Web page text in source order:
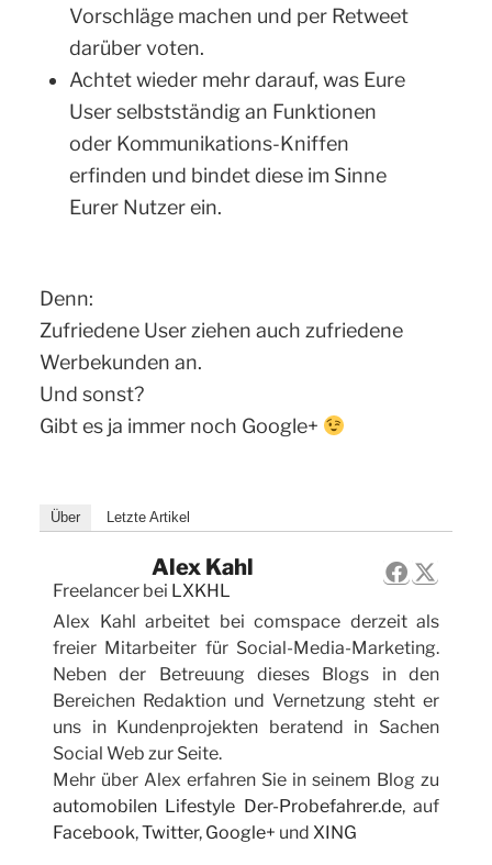
Vorschläge machen und per Retweet
darüber voten.
Achtet wieder mehr darauf, was Eure
User selbstständig an Funktionen
oder Kommunikations-Kniffen
erfinden und bindet diese im Sinne
Eurer Nutzer ein.
Denn:
Zufriedene User ziehen auch zufriedene
Werbekunden an.
Und sonst?
Gibt es ja immer noch Google+
Über Letzte Artikel
Alex Kahl
Freelancer bei LXKHL
Alex Kahl arbeitet bei comspace derzeit als
freier Mitarbeiter für Social-Media-Marketing.
Neben der Betreuung dieses Blogs in den
Bereichen Redaktion und Vernetzung steht er
uns in Kundenprojekten beratend in Sachen
Social Web zur Seite.
Mehr über Alex erfahren Sie in seinem Blog zu
automobilen Lifestyle Der-Probefahrer.de, auf
Facebook,Twitter, Google+ und XING